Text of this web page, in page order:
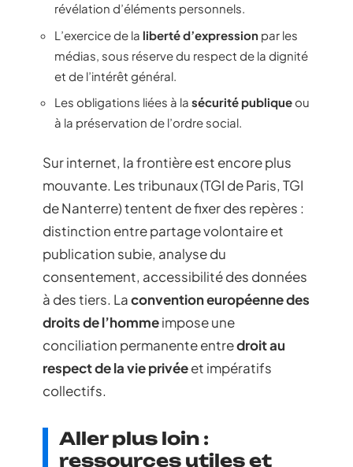
révélation d’éléments personnels.
L’exercice de la liberté d’expression par les
médias, sous réserve du respect de la dignité
et de l’intérêt général.
Les obligations liées à la sécurité publiqueou
à la préservation de l’ordre social.
Sur internet, la frontière est encore plus
mouvante. Les tribunaux (TGI de Paris, TGI
de Nanterre) tentent de fixer des repères :
distinction entre partage volontaire et
publication subie, analyse du
consentement, accessibilité des données
à des tiers. Laconvention européenne des
droits de l’hommeimpose une
conciliation permanente entredroit au
respect de la vie privéeet impératifs
collectifs.
Aller plus loin :
ressources utiles et